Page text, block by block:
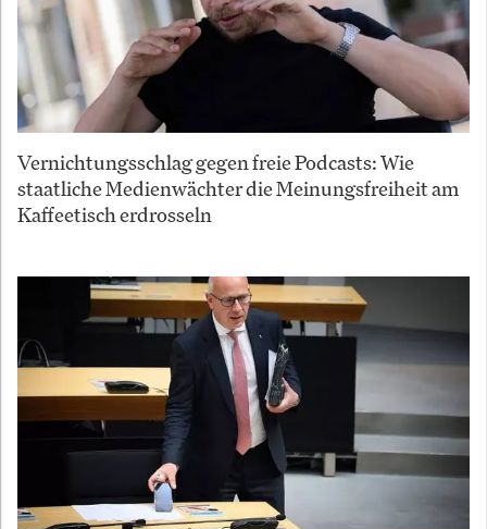
Vernichtungsschlag gegen freie Podcasts: Wie
staatliche Medienwächter die Meinungsfreiheit am
Kaffeetisch erdrosseln